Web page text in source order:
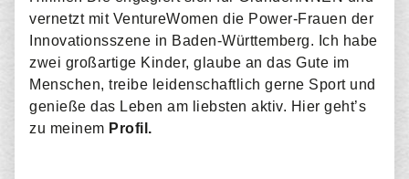
vernetzt mit VentureWomen die Power-Frauen der
Innovationsszene in Baden-Württemberg. Ich habe
zwei großartige Kinder, glaube an das Gute im
Menschen, treibe leidenschaftlich gerne Sport und
genieße das Leben am liebsten aktiv. Hier geht’s
zu meinem Profil .